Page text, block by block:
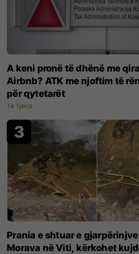
A keni pronë të dhënë me
Airbnb? ATK me njoftim të
për qytetarët
Të Tjera
Prania e shtuar e
Morava në Viti, kërkohet